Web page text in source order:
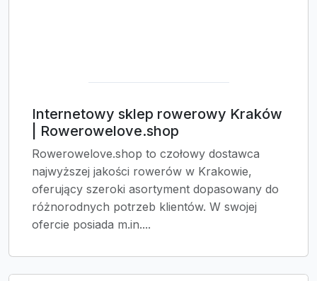
Internetowy sklep rowerowy Kraków
| Rowerowelove.shop
Rowerowelove.shop to czołowy dostawca
najwyższej jakości rowerów w Krakowie,
oferujący szeroki asortyment dopasowany do
różnorodnych potrzeb klientów. W swojej
ofercie posiada m.in....